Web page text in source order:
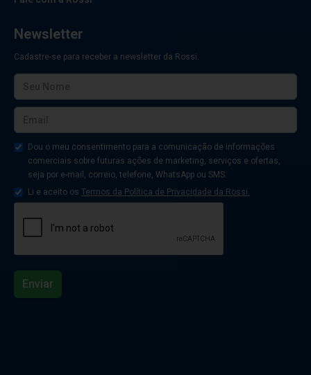
Newsletter
Cadastre-se para receber a newsletter da Rossi.
Dou o meu consentimento para a comunicação de informações
comerciais sobre futuras ações de marketing, serviços e ofertas,
seja por e-mail, correio, telefone, WhatsApp ou SMS.
Li e aceito os Termos da Política de Privacidade da Rossi.